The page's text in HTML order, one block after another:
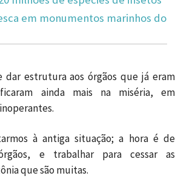
em monumentos marinhos do
dar estrutura aos órgãos que já eram
ainda mais na miséria, em
à antiga situação; a hora é de
e trabalhar para cessar as
que são muitas.